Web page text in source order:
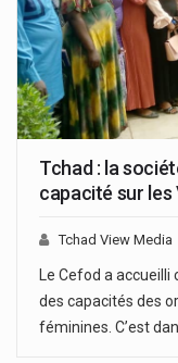
Tchad : la
capacité sur les
Tchad View Media
Le Cefod a
des capacités des
féminines. C’est